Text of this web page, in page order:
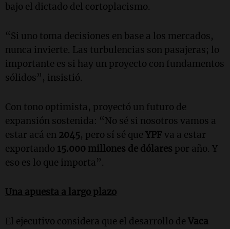
bajo el dictado del cortoplacismo.
“Si uno toma decisiones en base a los mercados,
nunca invierte. Las turbulencias son pasajeras; lo
importante es si hay un proyecto con fundamentos
sólidos”, insistió.
Con tono optimista, proyectó un futuro de
expansión sostenida: “No sé si nosotros vamos a
estar acá en 2045, pero sí sé que YPF va a estar
exportando 15.000 millones de dólares por año. Y
eso es lo que importa”.
Una apuesta a largo plazo
El ejecutivo considera que el desarrollo de Vaca